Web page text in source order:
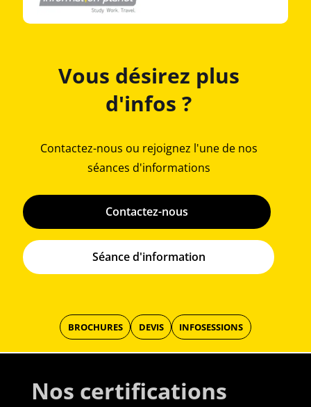
Vous désirez plus
d'infos ?
Contactez-nous ou rejoignez l'une de nos
séances d'informations
Contactez-nous
Séance d'information
BROCHURES DEVIS INFOSESSIONS
Nos certifications